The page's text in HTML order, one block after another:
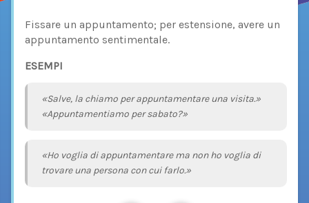
Fissare un appuntamento; per estensione, avere un
appuntamento sentimentale.
ESEMPI
«Salve, la chiamo per appuntamentare una visita.»
«Appuntamentiamo per sabato?»
«Ho voglia di appuntamentare ma non ho voglia di
trovare una persona con cui farlo.»